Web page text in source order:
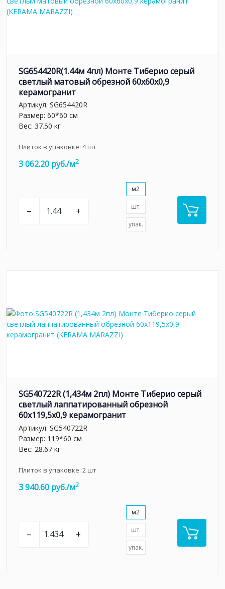
SG654420R(1.44м 4пл) Монте Тиберио серый
светлый матовый обрезной 60x60x0,9
керамогранит
Артикул: SG654420R
Размер: 60*60 см
Вес: 37.50 кг
Плиток в упаковке: 4шт
3 062.20 руб./м2
– +
м2
шт.
упак.
SG540722R (1,434м 2пл) Монте Тиберио серый
светлый лаппатированный обрезной
60x119,5x0,9 керамогранит
Артикул: SG540722R
Размер: 119*60 см
Вес: 28.67 кг
Плиток в упаковке: 2шт
3 940.60 руб./м2
– +
м2
шт.
упак.